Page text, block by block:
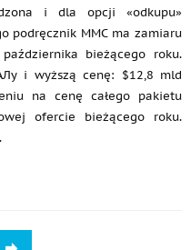
i dla opcji «odkupu»
podręcznik MMC ma zamiaru
bieżącego roku.
i wyższą cenę: $12,8 mld
na cenę całego pakietu
ofercie bieżącego roku.